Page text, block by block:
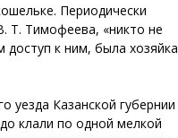
Периодически
Т. Тимофеева, «никто не
к ним, была хозяйка
Казанской губернии
клали по одной мелкой